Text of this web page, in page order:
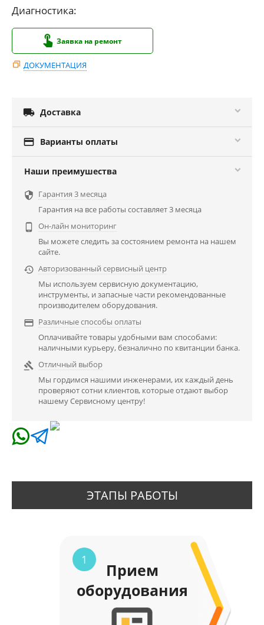
Диагностика:
Заявка на ремонт
ДОКУМЕНТАЦИЯ
 Доставка
 Варианты оплаты
Наши преимушества
 Гарантия 3 месяца
Гарантия на все работы составляет 3 месяца

Он-лайн мониторинг
Вы можете следить за состоянием ремонта на нашем
сайте.
 Авторизованный сервисный центр
Мы используем сервисную документацию,
инструменты, и запасные части рекомендованные
производителем оборудования.
 Различные способы оплаты
Оплачивайте товары удобными вам способами:
наличными курьеру, безналично по квитанции банка.
 Отличный выбор
Мы гордимся нашими инженерами, их каждый день
проверяют сотни клиентов, которые отдают выбор
нашему Сервисному центру!
ЭТАПЫ РАБОТЫ
1
Прием
оборудования